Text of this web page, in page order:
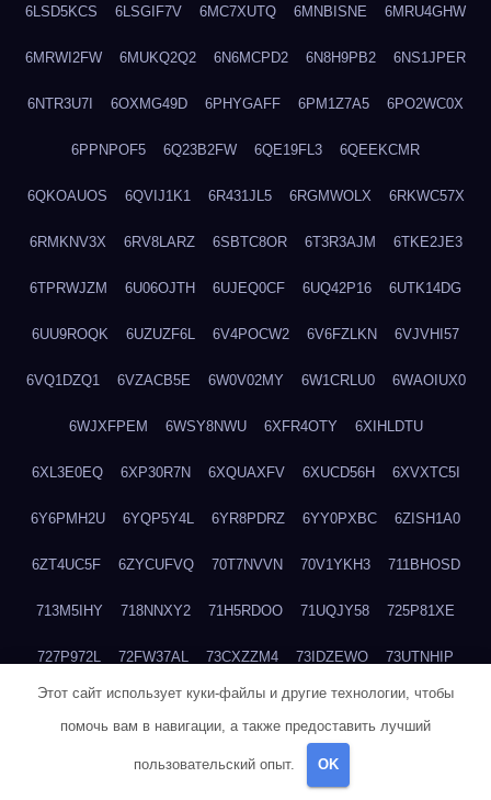
6LSD5KCS 6LSGIF7V 6MC7XUTQ 6MNBISNE 6MRU4GHW
6MRWI2FW 6MUKQ2Q2 6N6MCPD2 6N8H9PB2 6NS1JPER
6NTR3U7I 6OXMG49D 6PHYGAFF 6PM1Z7A5 6PO2WC0X
6PPNPOF5 6Q23B2FW 6QE19FL3 6QEEKCMR
6QKOAUOS 6QVIJ1K1 6R431JL5 6RGMWOLX 6RKWC57X
6RMKNV3X 6RV8LARZ 6SBTC8OR 6T3R3AJM 6TKE2JE3
6TPRWJZM 6U06OJTH 6UJEQ0CF 6UQ42P16 6UTK14DG
6UU9ROQK 6UZUZF6L 6V4POCW2 6V6FZLKN 6VJVHI57
6VQ1DZQ1 6VZACB5E 6W0V02MY 6W1CRLU0 6WAOIUX0
6WJXFPEM 6WSY8NWU 6XFR4OTY 6XIHLDTU
6XL3E0EQ 6XP30R7N 6XQUAXFV 6XUCD56H 6XVXTC5I
6Y6PMH2U 6YQP5Y4L 6YR8PDRZ 6YY0PXBC 6ZISH1A0
6ZT4UC5F 6ZYCUFVQ 70T7NVVN 70V1YKH3 711BHOSD
713M5IHY 718NNXY2 71H5RDOO 71UQJY58 725P81XE
727P972L 72FW37AL 73CXZZM4 73IDZEWO 73UTNHIP
73VKAF4E 740HGIUK 745ACL1O 74DPJX4S 74DVDXRM
76BJGQ4F
Этот сайт использует куки-файлы и другие технологии, чтобы
помочь вам в навигации, а также предоставить лучший
пользовательский опыт. OK